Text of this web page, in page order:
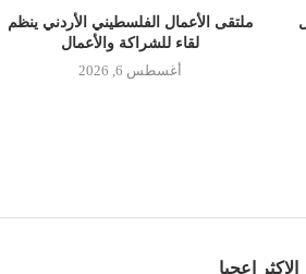
ملتقى الأعمال الفلسطيني الأردني ينظم
لقاء للشراكة والأعمال
أغسطس 6, 2026
الاكثر اعجبا